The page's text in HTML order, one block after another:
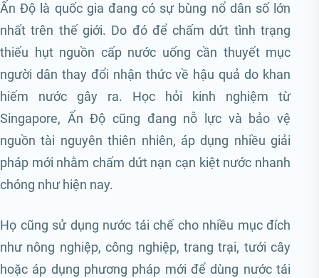
Ấn Độ là quốc gia đang có sự bùng nổ dân số lớn
nhất trên thế giới. Do đó để chấm dứt tình trạng
thiếu hụt nguồn cấp nước uống cần thuyết mục
người dân thay đổi nhận thức về hậu quả do khan
hiếm nước gây ra. Học hỏi kinh nghiệm từ
Singapore, Ấn Độ cũng đang nỗ lực và bảo vệ
nguồn tài nguyên thiên nhiên, áp dụng nhiều giải
pháp mới nhằm chấm dứt nạn cạn kiệt nước nhanh
chóng như hiện nay.
Họ cũng sử dụng nước tái chế cho nhiều mục đích
như nông nghiệp, công nghiệp, trang trại, tưới cây
hoặc áp dụng phương pháp mới để dùng nước tái